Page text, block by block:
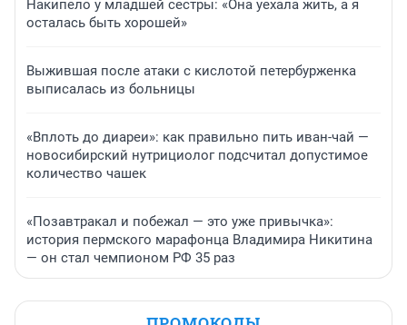
Накипело у младшей сестры: «Она уехала жить, а я
осталась быть хорошей»
Выжившая после атаки с кислотой петербурженка
выписалась из больницы
«Вплоть до диареи»: как правильно пить иван-чай —
новосибирский нутрициолог подсчитал допустимое
количество чашек
«Позавтракал и побежал — это уже привычка»:
история пермского марафонца Владимира Никитина
— он стал чемпионом РФ 35 раз